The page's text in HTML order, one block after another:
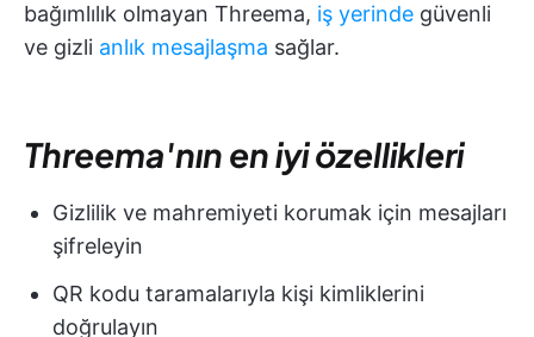
bağımlılık olmayan Threema, iş yerinde güvenli
ve gizli anlık mesajlaşma sağlar.
Threema'nın en iyi özellikleri
Gizlilik ve mahremiyeti korumak için mesajları
şifreleyin
QR kodu taramalarıyla kişi kimliklerini
doğrulayın